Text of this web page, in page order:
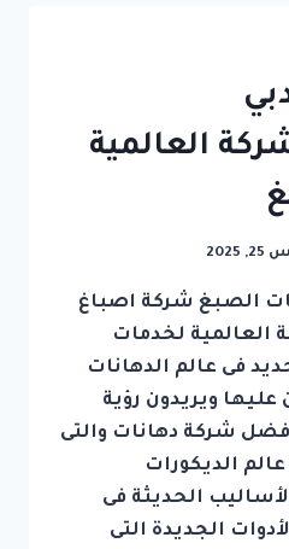
العالمية
الصبغ شركة اصباغ
شركة العالمية لخدمات
فى عالم الدهانات
ويريدون رؤية
شركة دهانات والتى
الديكورات
الحديثة فى
الجديدة التى